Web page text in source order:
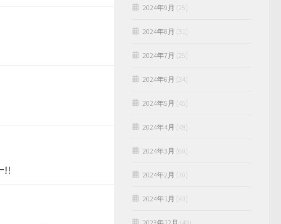
2024年9月 (25)
2024年8月 (31)
2024年7月 (25)
2024年6月 (34)
2024年5月 (45)
2024年4月 (49)
2024年3月 (60)
2024年2月 (70)
2024年1月 (43)